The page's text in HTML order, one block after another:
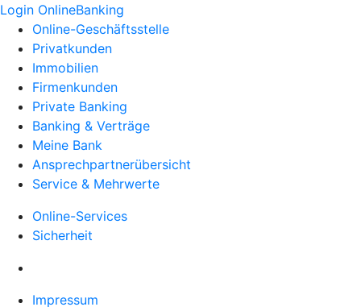
Login OnlineBanking
Online-Geschäftsstelle
Privatkunden
Immobilien
Firmenkunden
Private Banking
Banking & Verträge
Meine Bank
Ansprechpartnerübersicht
Service & Mehrwerte
Online-Services
Sicherheit
Impressum